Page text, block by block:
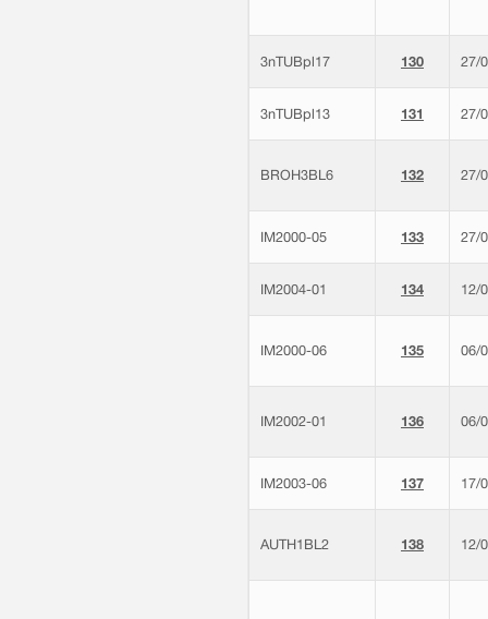
3nTUBpl17 130 27/
3nTUBpl13 131 27/
BROH3BL6 132 27/
IM2000-05 133 27/
IM2004-01 134 12/
IM2000-06 135 06/
IM2002-01 136 06/
IM2003-06 137 17/
AUTH1BL2 138 12/